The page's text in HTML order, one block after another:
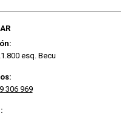
esq. Becu
306 969